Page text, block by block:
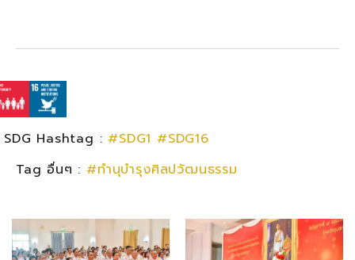
SDG Hashtag : #SDG1 #SDG16
Tag อื่นๆ : #ทำนุบำรุงศิลปวัฒนธรรม